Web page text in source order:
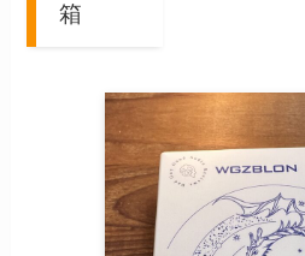
箱